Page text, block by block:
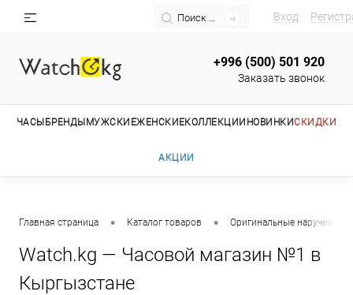
Вход
+996 (500) 501 920
Заказать звонок
ЧАСЫ БРЕНДЫ МУЖСКИЕЖЕНСКИЕКОЛЛЕКЦИИ НОВИНКИСКИДКИ
АКЦИИ
Главная страница • Каталог товаров • Оригинальные наручные
Watch.kg — Часовой магазин №1 в
Кыргызстане